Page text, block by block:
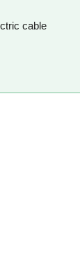
cable